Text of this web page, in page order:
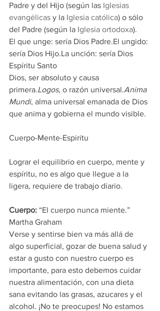
Padre y del Hijo (según las Iglesias
evangélicas y la Iglesia católica) o sólo
del Padre (según la Iglesia ortodoxa).
El que unge: sería Dios Padre.El ungido:
sería Dios Hijo.La unción: sería Dios
Espíritu Santo
Dios, ser absoluto y causa
primera.Logos, o razón universal.Anima
Mundi, alma universal emanada de Dios
que anima y gobierna el mundo visible.
Cuerpo-Mente-Espiritu
Lograr el equilibrio en cuerpo, mente y
espíritu, no es algo que llegue a la
ligera, requiere de trabajo diario.
Cuerpo: “El cuerpo nunca miente.”
Martha Graham
Verse y sentirse bien va más allá de
algo superficial, gozar de buena salud y
estar a gusto con nuestro cuerpo es
importante, para esto debemos cuidar
nuestra alimentación, con una dieta
sana evitando las grasas, azucares y el
alcohol. ¡No te preocupes! No estamos